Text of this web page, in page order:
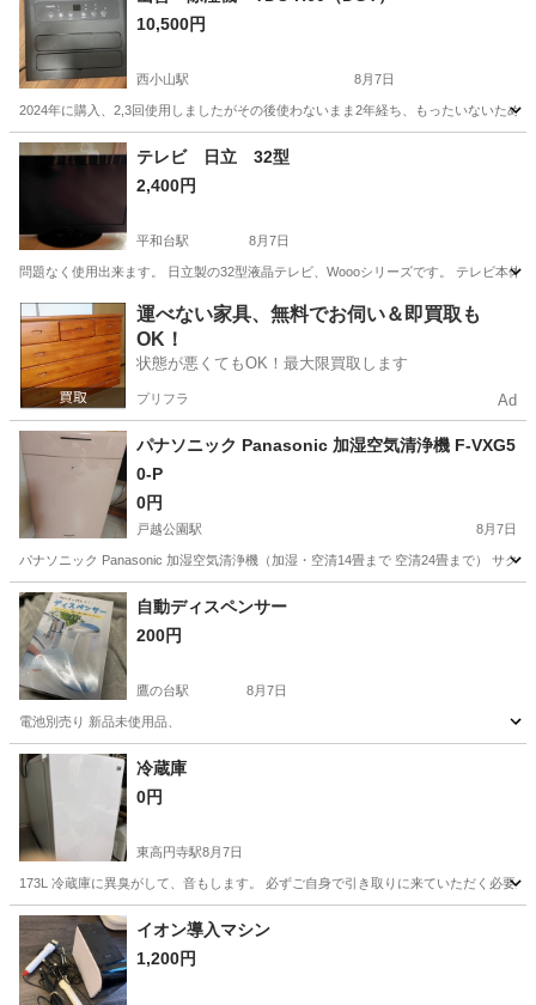
10,500円
西小山駅 8月7日
2024年に購入、2,3回使用しましたがその後使わないまま2年経ち、もったいないた
東京 目黒区 西小山駅 季節、空調家電
テレビ 日立 32型
2,400円
平和台駅 8月7日
問題なく使用出来ます。 日立製の32型液晶テレビ、Woooシリーズです。 テレビ本
東京 練馬区 平和台駅 テレビ Wooo
運べない家具、無料でお伺い＆即買取も
OK！
状態が悪くてもOK！最大限買取します
プリフラ Ad
パナソニック Panasonic 加湿空気清浄機 F-VXG5
0-P
0円
戸越公園駅 8月7日
パナソニック Panasonic 加湿空気清浄機（加湿・空清14畳まで 空清24畳まで） サク
東京 品川区 戸越公園駅 季節、空調家電
自動ディスペンサー
200円
鷹の台駅 8月7日
電池別売り 新品未使用品、
東京 国分寺市 鷹の台駅
冷蔵庫
0円
東高円寺駅8月7日
173L 冷蔵庫に異臭がして、音もします。 必ずご自身で引き取りに来ていただく必要が
東京 中野区 東高円寺駅
イオン導入マシン
1,200円